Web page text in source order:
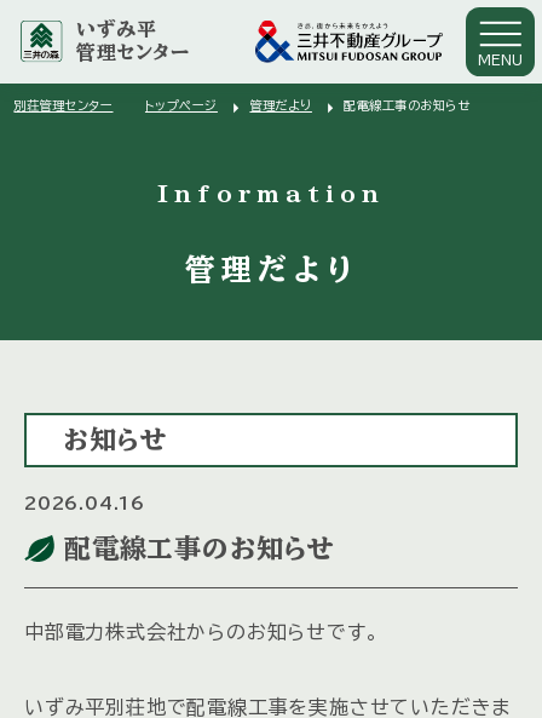
いずみ平
管理センター
MENU
別荘管理センター トップページ arrow_right 管理だより arrow_right 配電線工事のお知らせ
Information
管理だより
お知らせ
2026.04.16
配電線工事のお知らせ
中部電力株式会社からのお知らせです。
いずみ平別荘地で配電線工事を実施させていただきま